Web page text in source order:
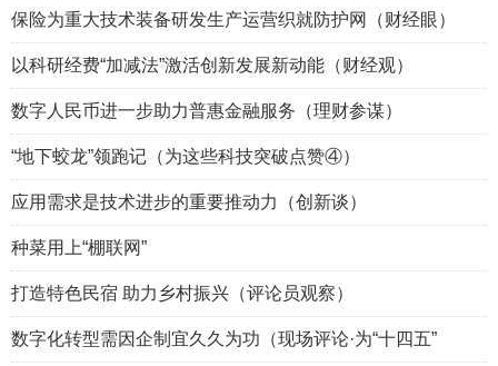
保险为重大技术装备研发生产运营织就防护网（财经眼）
以科研经费“加减法”激活创新发展新动能（财经观）
数字人民币进一步助力普惠金融服务（理财参谋）
“地下蛟龙”领跑记（为这些科技突破点赞④）
应用需求是技术进步的重要推动力（创新谈）
种菜用上“棚联网”
打造特色民宿 助力乡村振兴（评论员观察）
数字化转型需因企制宜久久为功（现场评论·为“十四五”